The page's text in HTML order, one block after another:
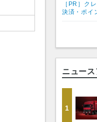
［PR］ク
決済・ポイ
ニュー
1